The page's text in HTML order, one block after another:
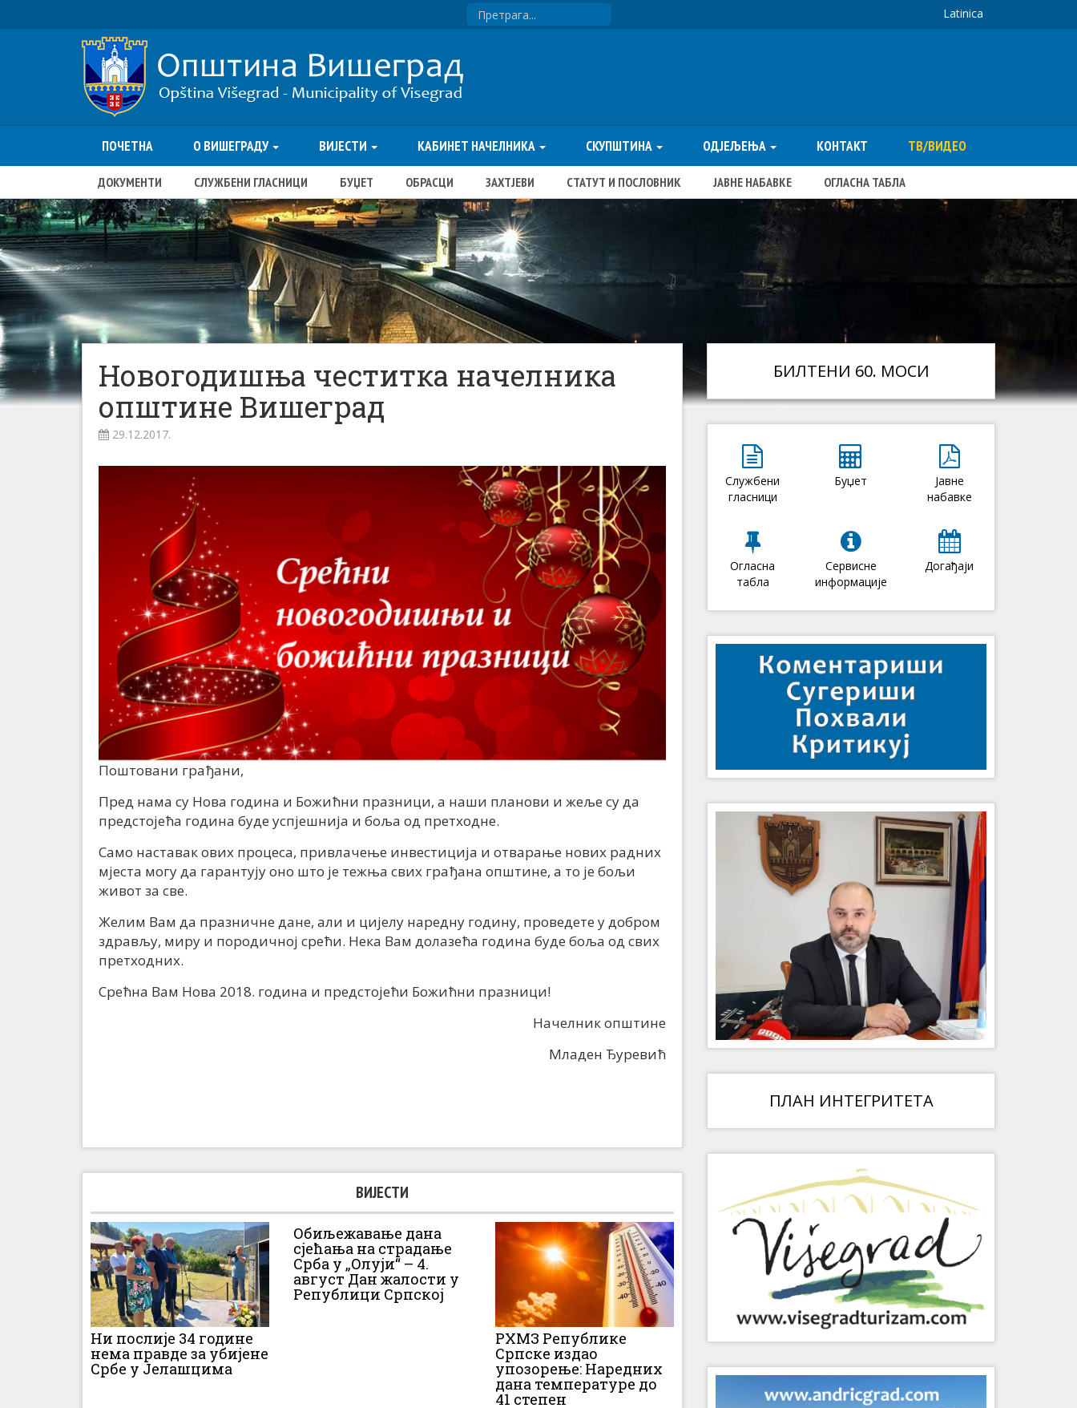
Latinica
ПОЧЕТНА О ВИШЕГРАДУ ВИЈЕСТИ КАБИНЕТ НАЧЕЛНИКА СКУПШТИНА ОДЈЕЉЕЊА КОНТАКТ ТВ/ВИДЕО
ДОКУМЕНТИ СЛУЖБЕНИ ГЛАСНИЦИ БУЏЕТ ОБРАСЦИ ЗАХТЈЕВИ СТАТУТ И ПОСЛОВНИК ЈАВНЕ НАБАВКЕ ОГЛАСНА ТАБЛА
Новогодишња честитка начелника
општине Вишеград
29.12.2017.
Поштовани грађани,
Пред нама су Нова година и Божићни празници, а наши планови и жеље су да
предстојећа година буде успјешнија и боља од претходне.
Само наставак ових процеса, привлачење инвестиција и отварање нових радних
мјеста могу да гарантују оно што је тежња свих грађана општине, а то је бољи
живот за све.
Желим Вам да празничне дане, али и цијелу наредну годину, проведете у добром
здрављу, миру и породичној срећи. Нека Вам долазећа година буде боља од свих
претходних.
Срећна Вам Нова 2018. година и предстојећи Божићни празници!
Начелник општине
Младен Ђуревић
ВИЈЕСТИ
Ни послије 34 године
нема правде за убијене
Србе у Јелашцима
Обиљежавање дана
сјећања на страдање
Срба у „Олуји“ – 4.
август Дан жалости у
Републици Српској
РХМЗ Републике
Српске издао
упозорење: Наредних
дана температуре до
41 степен
БИЛТЕНИ 60. МОСИ
Службени
гласници
Буџет
Јавне
набавке
Огласна
табла
Сервисне
информације
Догађаји
ПЛАН ИНТЕГРИТЕТА